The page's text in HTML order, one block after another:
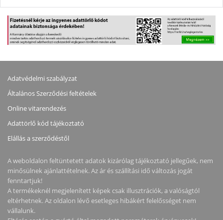
Adatvédelmi szabályzat
Általános Szerződési feltételek
Online vitarendezés
Adattörlő kód tájékoztató
Elállás a szerződéstől
A weboldalon feltüntetett adatok kizárólag tájékoztató jellegűek, nem
minősülnek ajánlattételnek. Az ár és szállítási idő változás jogát
fenntartjuk!
A termékeknél megjelenített képek csak illusztrációk, a valóságtól
eltérhetnek. Az oldalon lévő esetleges hibákért felelősséget nem
vállalunk.